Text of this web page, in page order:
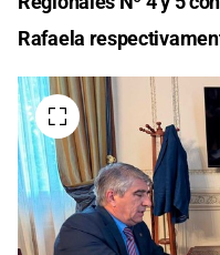
Rafaela